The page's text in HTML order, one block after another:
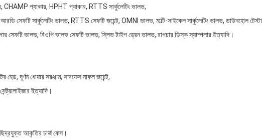
CHAMP প্যাকার, HPHT প্যাকার, RTTS সার্কুলেটিং ভালভ,
আরডি সেফটি সার্কুলেটিং ভালভ, RTTS সেফটি জয়েন্ট, OMNI ভালভ, মাল্টি-সাইকেল সার্কুলেটিং ভালভ, ডাউনহোল
সেফটি ভালভ, বিওপি ভালভ সেফটি ভালভ, স্লিভ টাইপ ড্রেন ভালভ, রাপচার ডিস্ক স্যাম্পলার ইত্যাদি।
হেড, ঘূর্ণন ধোয়ার সরঞ্জাম, সারফেস নাকল জয়েন্ট,
ইত্যাদি।
ছিদ্রযুক্ত আকৃতির চার্জ কেস।